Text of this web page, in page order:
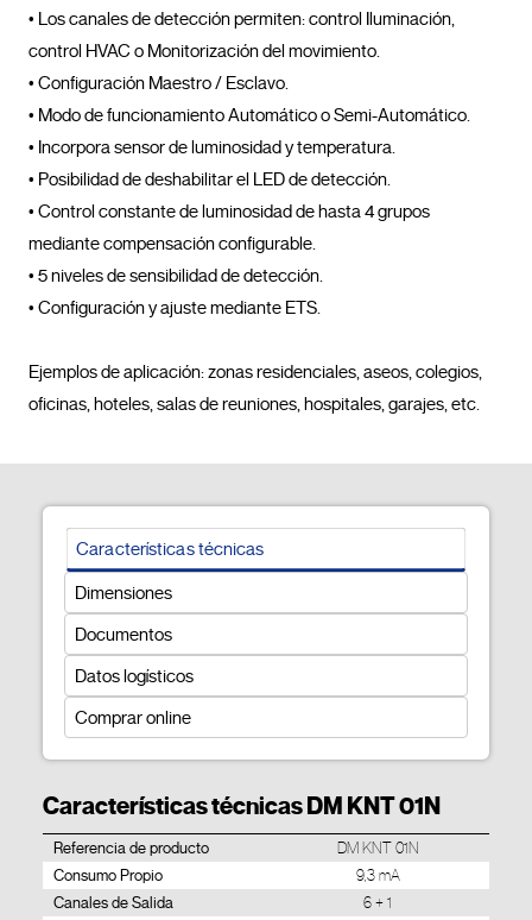
• Los canales de detección permiten: control Iluminación,
control HVAC o Monitorización del movimiento.
• Configuración Maestro / Esclavo.
• Modo de funcionamiento Automático o Semi-Automático.
• Incorpora sensor de luminosidad y temperatura.
• Posibilidad de deshabilitar el LED de detección.
• Control constante de luminosidad de hasta 4 grupos
mediante compensación configurable.
• 5 niveles de sensibilidad de detección.
• Configuración y ajuste mediante ETS.
Ejemplos de aplicación: zonas residenciales, aseos, colegios,
Características técnicas
Dimensiones
Documentos
Datos logísticos
Comprar online
Características técnicas DM KNT 01N
Referencia de producto DM KNT 01N
Consumo Propio 9,3 mA
Canales de Salida 6 + 1